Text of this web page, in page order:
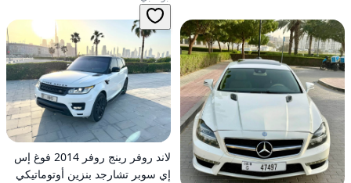
لاند روفر رينج روفر 2014 فوغ إس
إي سوبر تشارجد بنزين أوتوماتيكي